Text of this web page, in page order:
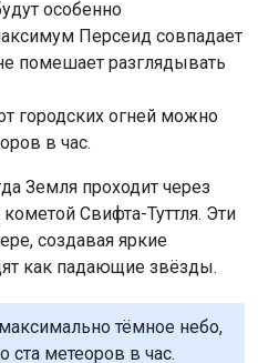
Свифта-Туттля. Эти
создавая яркие
как падающие звёзды.
тёмное небо,
метеоров в час.
Новосибирска не
Смотреть лучше всего в
в район созвездия
радиант потока», –
Людмила Горохова.